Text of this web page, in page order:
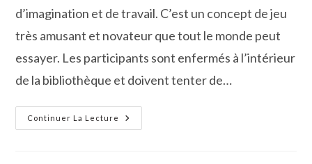
d’imagination et de travail. C’est un concept de jeu
très amusant et novateur que tout le monde peut
essayer. Les participants sont enfermés à l’intérieur
de la bibliothèque et doivent tenter de…
Continuer La Lecture
Escape
Game